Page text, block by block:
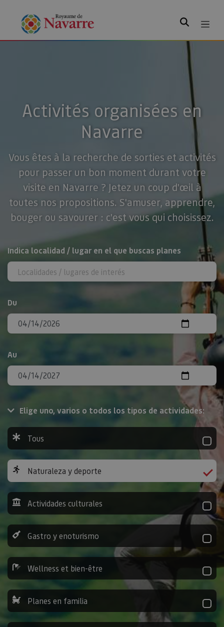
Rechercher
Activités organisées en
Navarre
Vous êtes à la recherche de sorties et activités
pour passer un bon moment durant votre
visite en Navarre ? Jetez un coup d'œil à
toutes nos propositions. S'amuser, apprendre,
bouger ou savourer : c'est vous qui choisissez.
Rechercher
Indica localidad / lugar en el que buscas planes
Du
Au
Elige uno, varios o todos los tipos de actividades:
Tous
Naturaleza y deporte
Actividades culturales
Gastro y enoturismo
Wellness et bien-être
Planes en familia